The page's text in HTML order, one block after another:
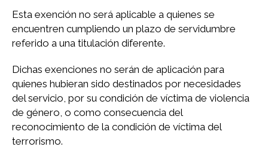
Esta exención no será aplicable a quienes se
encuentren cumpliendo un plazo de servidumbre
referido a una titulación diferente.
Dichas exenciones no serán de aplicación para
quienes hubieran sido destinados por necesidades
del servicio, por su condición de víctima de violencia
de género, o como consecuencia del
reconocimiento de la condición de víctima del
terrorismo.